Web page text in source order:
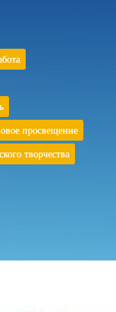
просвещение
творчества